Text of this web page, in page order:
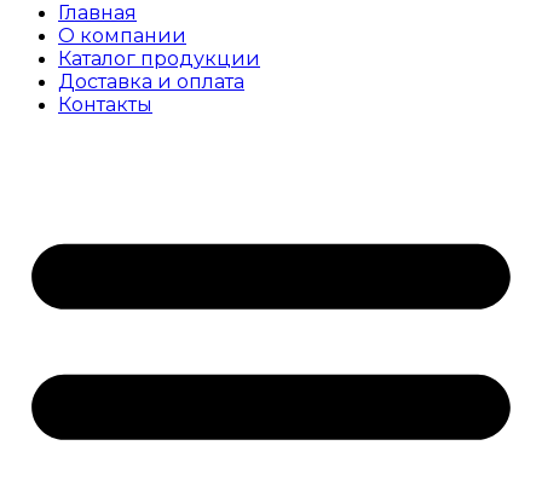
Главная
О компании
Каталог продукции
Доставка и оплата
Контакты